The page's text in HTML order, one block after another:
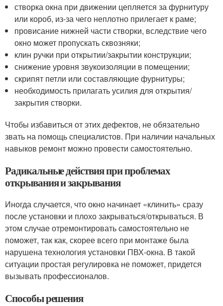
створка окна при движении цепляется за фурнитуру
или короб, из-за чего неплотно прилегает к раме;
провисание нижней части створки, вследствие чего
окно может пропускать сквозняки;
клин ручки при открытии/закрытии конструкции;
снижение уровня звукоизоляции в помещении;
скрипят петли или составляющие фурнитуры;
необходимость прилагать усилия для открытия/
закрытия створки.
Чтобы избавиться от этих дефектов, не обязательно
звать на помощь специалистов. При наличии начальных
навыков ремонт можно провести самостоятельно.
Радикальные действия при проблемах
открывания и закрывания
Иногда случается, что окно начинает «клинить» сразу
после установки и плохо закрываться/открываться. В
этом случае отремонтировать самостоятельно не
поможет, так как, скорее всего при монтаже была
нарушена технология установки ПВХ-окна. В такой
ситуации простая регулировка не поможет, придется
вызывать профессионалов.
Способы решения